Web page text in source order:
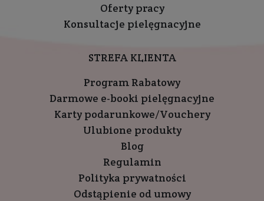
Oferty pracy
Konsultacje pielęgnacyjne
STREFA KLIENTA
Program Rabatowy
Darmowe e-booki pielęgnacyjne
Karty podarunkowe/Vouchery
Ulubione produkty
Blog
Regulamin
Polityka prywatności
Odstąpienie od umowy